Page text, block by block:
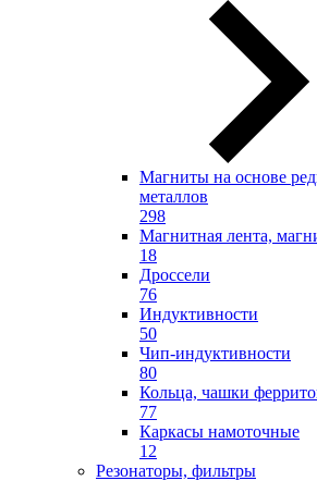
Магниты на основе
металлов
298
Магнитная лента,
18
Дроссели
76
Индуктивности
50
Чип-индуктивности
80
Кольца, чашки
77
Каркасы намоточные
12
Резонаторы, фильтры